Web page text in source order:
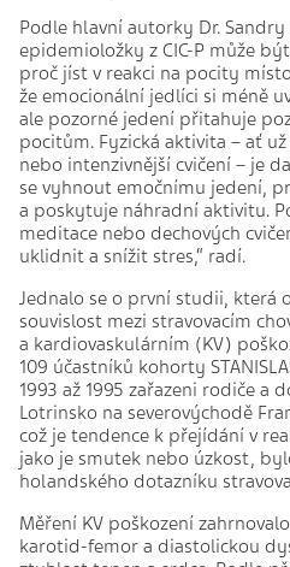
Podle hlavní autorky Dr.
epidemioložky z CIC-P může
proč jíst v reakci na pocity
že emocionální jedlíci si méně
ale pozorné jedení přitahuje
pocitům. Fyzická aktivita – ať
nebo intenzivnější cvičení – je
se vyhnout emočnímu jedení,
a poskytuje náhradní aktivitu.
meditace nebo dechových
uklidnit a snížit stres,“ radí.
Jednalo se o první studii, která
souvislost mezi stravovacím
a kardiovaskulárním (KV)
109 účastníků kohorty
1993 až 1995 zařazeni rodiče a
Lotrinsko na severovýchodě
což je tendence k přejídání v
jako je smutek nebo úzkost,
holandského dotazníku
Měření KV poškození
karotid-femor a diastolickou